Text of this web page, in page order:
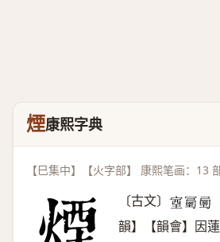
煙康熙字典
【巳集中】【火字部】 康熙笔画：13
〔古文〕 𡨾 𠖜 𡍯
韻】【韻會】因